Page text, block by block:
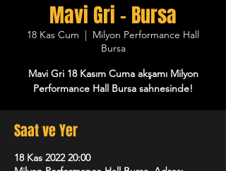
Mavi Gri - Bursa
18 Kas Cum
  |
Milyon Performance Hall
Bursa
Mavi Gri 18 Kasım Cuma akşamı Milyon
Performance Hall Bursa sahnesinde!
Saat ve Yer
18 Kas 2022 20:00